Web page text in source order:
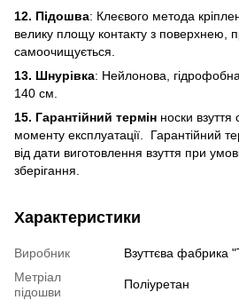
12. Підошва: Клеєвого метода
велику площу контакту з поверхнею,
самоочищується.
13. Шнурівка: Нейлонова,
140 см.
15. Гарантійний термін носки взуття
моменту експлуатації. Гарантійний
від дати виготовлення взуття при
зберігання.
Характеристики
Виробник
Взуттєва фабрика
Метріал
підошви
Поліуретан